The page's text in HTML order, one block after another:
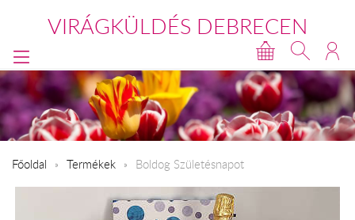
VIRÁGKÜLDÉS DEBRECEN
Főoldal Termékek Boldog Születésnapot